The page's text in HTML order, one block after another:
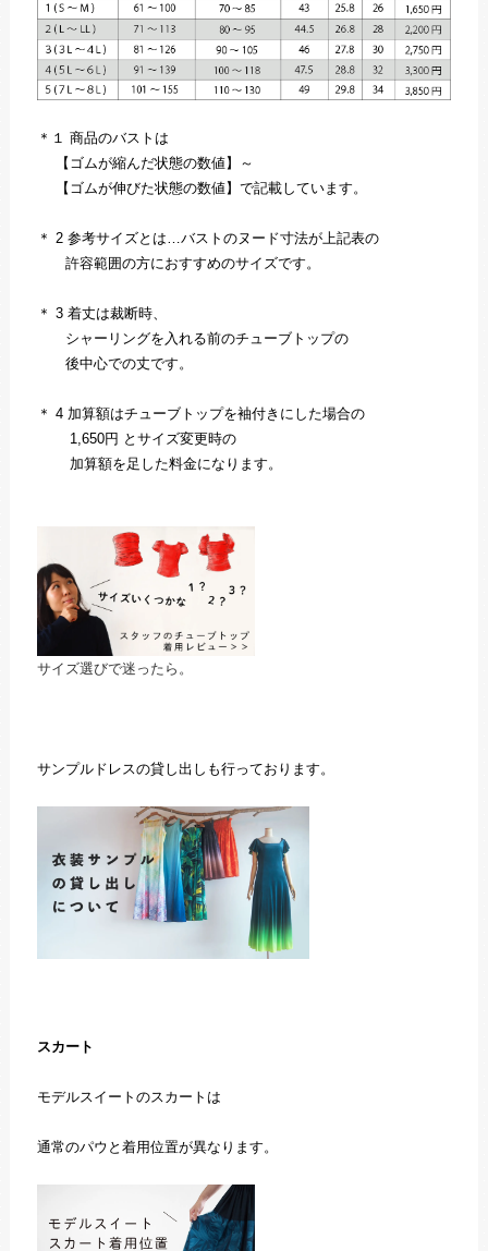
＊１ 商品のバストは
【ゴムが縮んだ状態の数値】～
【ゴムが伸びた状態の数値】で記載しています。
＊ 2 参考サイズとは…バストのヌード寸法が上記表の
許容範囲の方におすすめのサイズです。
＊ 3 着丈は裁断時、
シャーリングを入れる前のチューブトップの
後中心での丈です。
＊ 4 加算額はチューブトップを袖付きにした場合の
1,650円 とサイズ変更時の
加算額を足した料金になります。
サイズ選びで迷ったら。
サンプルドレスの貸し出しも行っております。
スカート
モデルスイートのスカートは
通常のパウと着用位置が異なります。